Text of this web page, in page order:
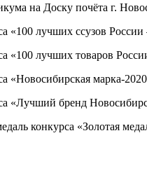
на Доску почёта г.
«100 лучших ссузов России
«100 лучших товаров
«Новосибирская марка-
«Лучший бренд
конкурса «Золотая